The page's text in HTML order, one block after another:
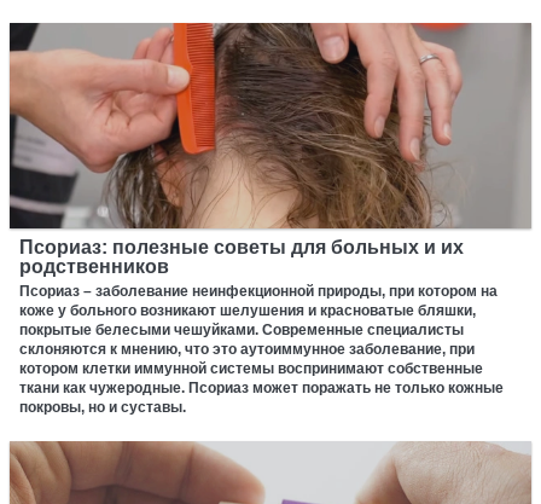
Псориаз: полезные советы для больных и их
родственников
Псориаз – заболевание неинфекционной природы, при котором на
коже у больного возникают шелушения и красноватые бляшки,
покрытые белесыми чешуйками. Современные специалисты
склоняются к мнению, что это аутоиммунное заболевание, при
котором клетки иммунной системы воспринимают собственные
ткани как чужеродные. Псориаз может поражать не только кожные
покровы, но и суставы.